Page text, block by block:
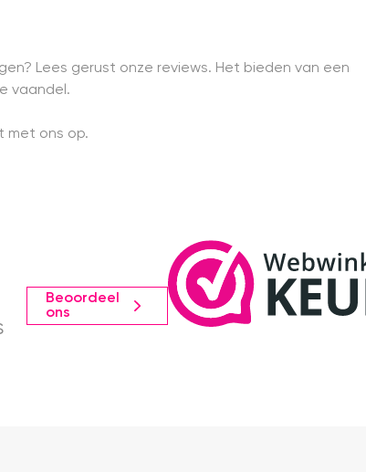
Lees gerust onze reviews. Het bieden van een
vaandel.
met ons op.
Beoordeel
ons